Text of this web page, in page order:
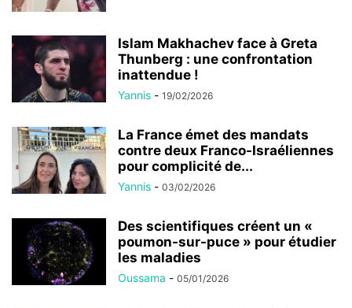
Islam Makhachev face à Greta
Thunberg : une confrontation
inattendue !
Yannis - 19/02/2026
La France émet des mandats
contre deux Franco-Israéliennes
pour complicité de...
Yannis - 03/02/2026
Des scientifiques créent un «
poumon-sur-puce » pour étudier
les maladies
Oussama - 05/01/2026